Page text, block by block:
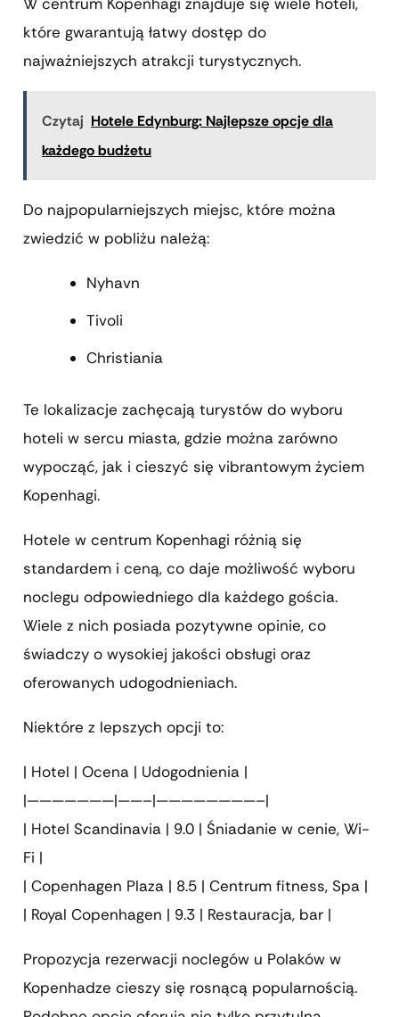
które gwarantują łatwy dostęp do
najważniejszych atrakcji turystycznych.
Czytaj Hotele Edynburg: Najlepsze opcje dla
każdego budżetu
Do najpopularniejszych miejsc, które można
zwiedzić w pobliżu należą:
Nyhavn
Tivoli
Christiania
Te lokalizacje zachęcają turystów do wyboru
hoteli w sercu miasta, gdzie można zarówno
wypocząć, jak i cieszyć się vibrantowym życiem
Kopenhagi.
Hotele w centrum Kopenhagi różnią się
standardem i ceną, co daje możliwość wyboru
noclegu odpowiedniego dla każdego gościa.
Wiele z nich posiada pozytywne opinie, co
świadczy o wysokiej jakości obsługi oraz
oferowanych udogodnieniach.
Niektóre z lepszych opcji to:
| Hotel | Ocena | Udogodnienia |
|———————|——–|————————–|
| Hotel Scandinavia | 9.0 | Śniadanie w cenie, Wi-
Fi |
| Copenhagen Plaza | 8.5 | Centrum fitness, Spa |
| Royal Copenhagen | 9.3 | Restauracja, bar |
Propozycja rezerwacji noclegów u Polaków w
Kopenhadze cieszy się rosnącą popularnością.